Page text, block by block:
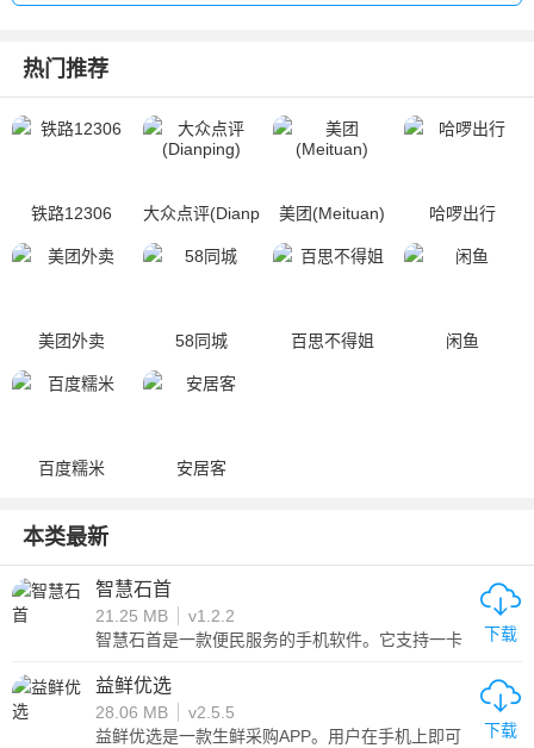
热门推荐
铁路12306
大众点评(Dianp
ing)
美团(Meituan) 哈啰出行
美团外卖 58同城 百思不得姐 闲鱼
百度糯米 安居客
本类最新
智慧石首
21.25 MB
v1.2.2
智慧石首是一款便民服务的手机软件。它支持一卡
烦恼。此外，您还可以查看各种热门新闻和新闻内
容，了解最新的资讯动态。智慧石首专为石首用户
设计，为您提供不同的令人兴奋的选择，让您选择
适合自己的新模式，享受智能生活方式带来的便
下载
益鲜优选
28.06 MB
v2.5.5
益鲜优选是一款生鲜采购APP。用户在手机上即可
下载